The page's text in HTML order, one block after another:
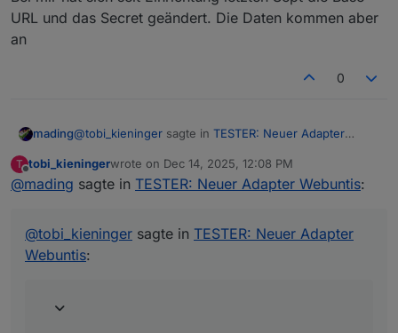
URL und das Secret geändert. Die Daten kommen aber
an
0
mading@tobi_kieninger sagte in TESTER: Neuer Adapter
Hallo zusammen,
hinzugekommen.
Leider hat Untis die Serveradressen und
vermutlich auch die API geändert.
URL und das Secret geändert. Die Daten kommen aber
an
T
Offline
tobi_kieningerwrote on Dec 14, 2025, 12:08 PM
last edited by
@mading sagte in TESTER: Neuer Adapter Webuntis:
@tobi_kieninger sagte in TESTER: Neuer Adapter
Webuntis: